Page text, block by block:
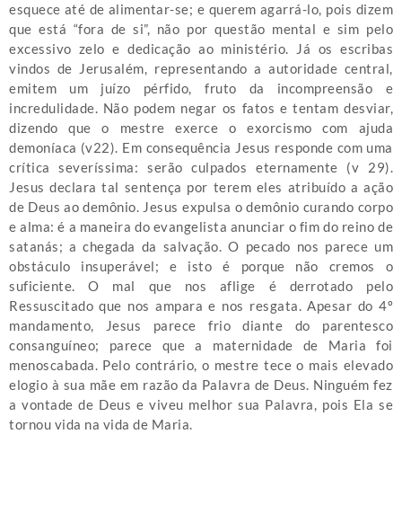
esquece até de alimentar-se; e querem agarrá-lo, pois dizem
que está “fora de si”, não por questão mental e sim pelo
excessivo zelo e dedicação ao ministério. Já os escribas
vindos de Jerusalém, representando a autoridade central,
emitem um juízo pérfido, fruto da incompreensão e
incredulidade. Não podem negar os fatos e tentam desviar,
dizendo que o mestre exerce o exorcismo com ajuda
demoníaca (v22). Em consequência Jesus responde com uma
crítica severíssima: serão culpados eternamente (v 29).
Jesus declara tal sentença por terem eles atribuído a ação
de Deus ao demônio. Jesus expulsa o demônio curando corpo
e alma: é a maneira do evangelista anunciar o fim do reino de
satanás; a chegada da salvação. O pecado nos parece um
obstáculo insuperável; e isto é porque não cremos o
suficiente. O mal que nos aflige é derrotado pelo
Ressuscitado que nos ampara e nos resgata. Apesar do 4º
mandamento, Jesus parece frio diante do parentesco
consanguíneo; parece que a maternidade de Maria foi
menoscabada. Pelo contrário, o mestre tece o mais elevado
elogio à sua mãe em razão da Palavra de Deus. Ninguém fez
a vontade de Deus e viveu melhor sua Palavra, pois Ela se
tornou vida na vida de Maria.